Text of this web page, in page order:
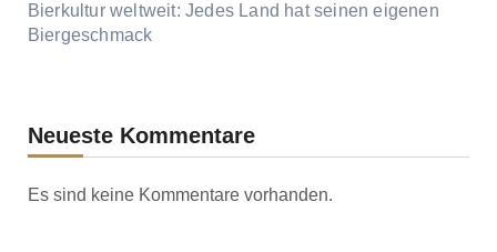
Bierkultur weltweit: Jedes Land hat seinen eigenen
Biergeschmack
Neueste Kommentare
Es sind keine Kommentare vorhanden.